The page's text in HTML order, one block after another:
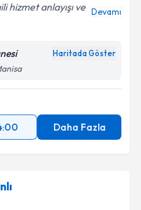
hizmet anlayışı ve Devamı
Haritada Göster
Daha Fazla